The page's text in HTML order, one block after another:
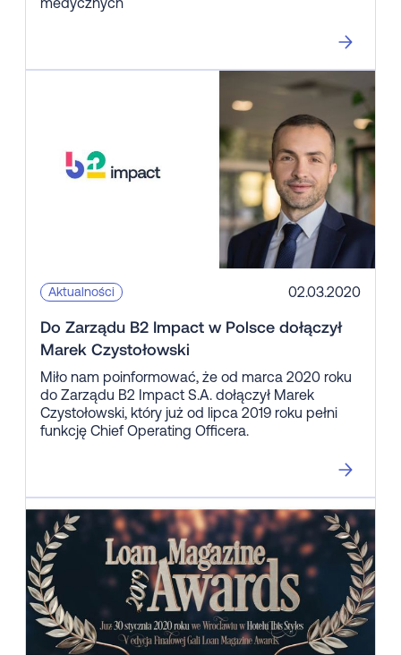
Aktualności 02.03.2020
Do Zarządu B2 Impact w Polsce dołączył
Marek Czystołowski
Miło nam poinformować, że od marca 2020 roku
do Zarządu B2 Impact S.A. dołączył Marek
Czystołowski, który już od lipca 2019 roku pełni
funkcję Chief Operating Officera.